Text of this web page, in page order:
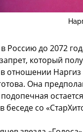
Россию до 2072
который
отношении
Она
беседе со